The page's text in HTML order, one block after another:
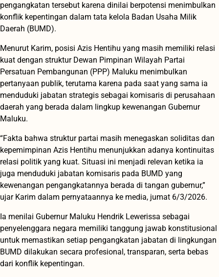
pengangkatan tersebut karena dinilai berpotensi menimbulkan
konflik kepentingan dalam tata kelola Badan Usaha Milik
Daerah (BUMD).
Menurut Karim, posisi Azis Hentihu yang masih memiliki relasi
kuat dengan struktur Dewan Pimpinan Wilayah Partai
Persatuan Pembangunan (PPP) Maluku menimbulkan
pertanyaan publik, terutama karena pada saat yang sama ia
menduduki jabatan strategis sebagai komisaris di perusahaan
daerah yang berada dalam lingkup kewenangan Gubernur
Maluku.
“Fakta bahwa struktur partai masih menegaskan soliditas dan
kepemimpinan Azis Hentihu menunjukkan adanya kontinuitas
relasi politik yang kuat. Situasi ini menjadi relevan ketika ia
juga menduduki jabatan komisaris pada BUMD yang
kewenangan pengangkatannya berada di tangan gubernur,”
ujar Karim dalam pernyataannya ke media, jumat 6/3/2026.
Ia menilai Gubernur Maluku Hendrik Lewerissa sebagai
penyelenggara negara memiliki tanggung jawab konstitusional
untuk memastikan setiap pengangkatan jabatan di lingkungan
BUMD dilakukan secara profesional, transparan, serta bebas
dari konflik kepentingan.